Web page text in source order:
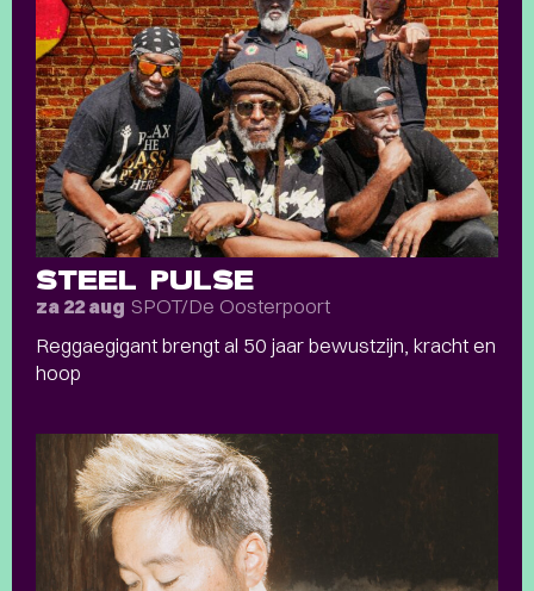
STEEL PULSE
za 22 aug SPOT/De Oosterpoort
Reggaegigant brengt al 50 jaar bewustzijn, kracht en
hoop